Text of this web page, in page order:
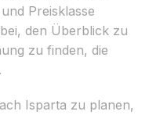
Preisklasse
den Überblick zu
zu finden, die
Isparta zu planen,